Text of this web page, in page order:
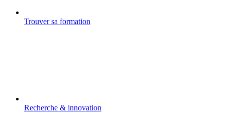
Trouver sa formation
Recherche & innovation